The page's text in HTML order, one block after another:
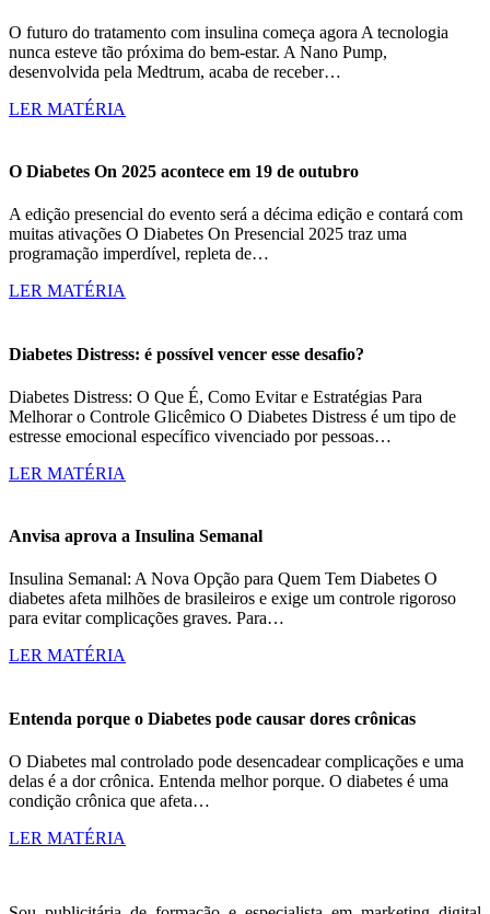
O futuro do tratamento com insulina começa agora A tecnologia
nunca esteve tão próxima do bem-estar. A Nano Pump,
desenvolvida pela Medtrum, acaba de receber…
LER MATÉRIA
O Diabetes On 2025 acontece em 19 de outubro
A edição presencial do evento será a décima edição e contará com
muitas ativações O Diabetes On Presencial 2025 traz uma
programação imperdível, repleta de…
LER MATÉRIA
Diabetes Distress: é possível vencer esse desafio?
Diabetes Distress: O Que É, Como Evitar e Estratégias Para
Melhorar o Controle Glicêmico O Diabetes Distress é um tipo de
estresse emocional específico vivenciado por pessoas…
LER MATÉRIA
Anvisa aprova a Insulina Semanal
Insulina Semanal: A Nova Opção para Quem Tem Diabetes O
diabetes afeta milhões de brasileiros e exige um controle rigoroso
para evitar complicações graves. Para…
LER MATÉRIA
Entenda porque o Diabetes pode causar dores crônicas
O Diabetes mal controlado pode desencadear complicações e uma
delas é a dor crônica. Entenda melhor porque. O diabetes é uma
condição crônica que afeta…
LER MATÉRIA